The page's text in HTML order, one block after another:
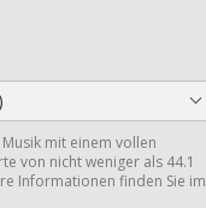
mit einem vollen
von nicht weniger als 44.1
Informationen finden Sie im